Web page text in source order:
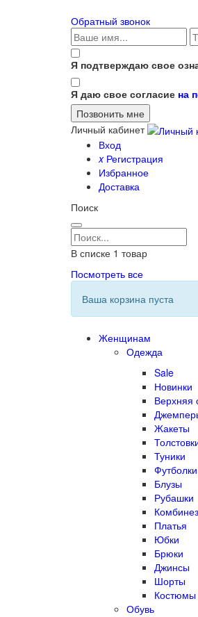
Обратный звонок
Я подтверждаю свое
Я даю свое согласие на
Личный кабинет
Вход
xРегистрация
Избранное
Доставка
Поиск
В списке 1 товар
Посмотреть все
Ваша корзина пуста
Женщинам
Одежда
Sale
Новинки
Верхняя
Жакеты
Туники
Блузы
Рубашки
Платья
Юбки
Брюки
Джинсы
Шорты
Костюмы
Обувь